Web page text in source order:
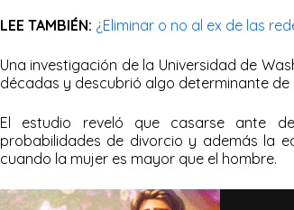
LEE TAMBIÉN: ¿Eliminar o no al ex de las
Una investigación de la Universidad de
décadas y descubrió algo determinante de
El estudio reveló que casarse ante
probabilidades de divorcio y además la
cuando la mujer es mayor que el hombre.